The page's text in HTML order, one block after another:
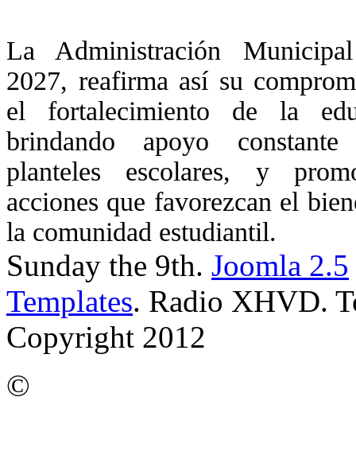
La Administración
2027, reafirma así su
el fortalecimiento de la
brindando apoyo
planteles escolares, y
acciones que favorezcan el
la comunidad estudiantil.
Sunday the 9th. Joomla 2.5
Templates. Radio XHVD.
Copyright 2012
©